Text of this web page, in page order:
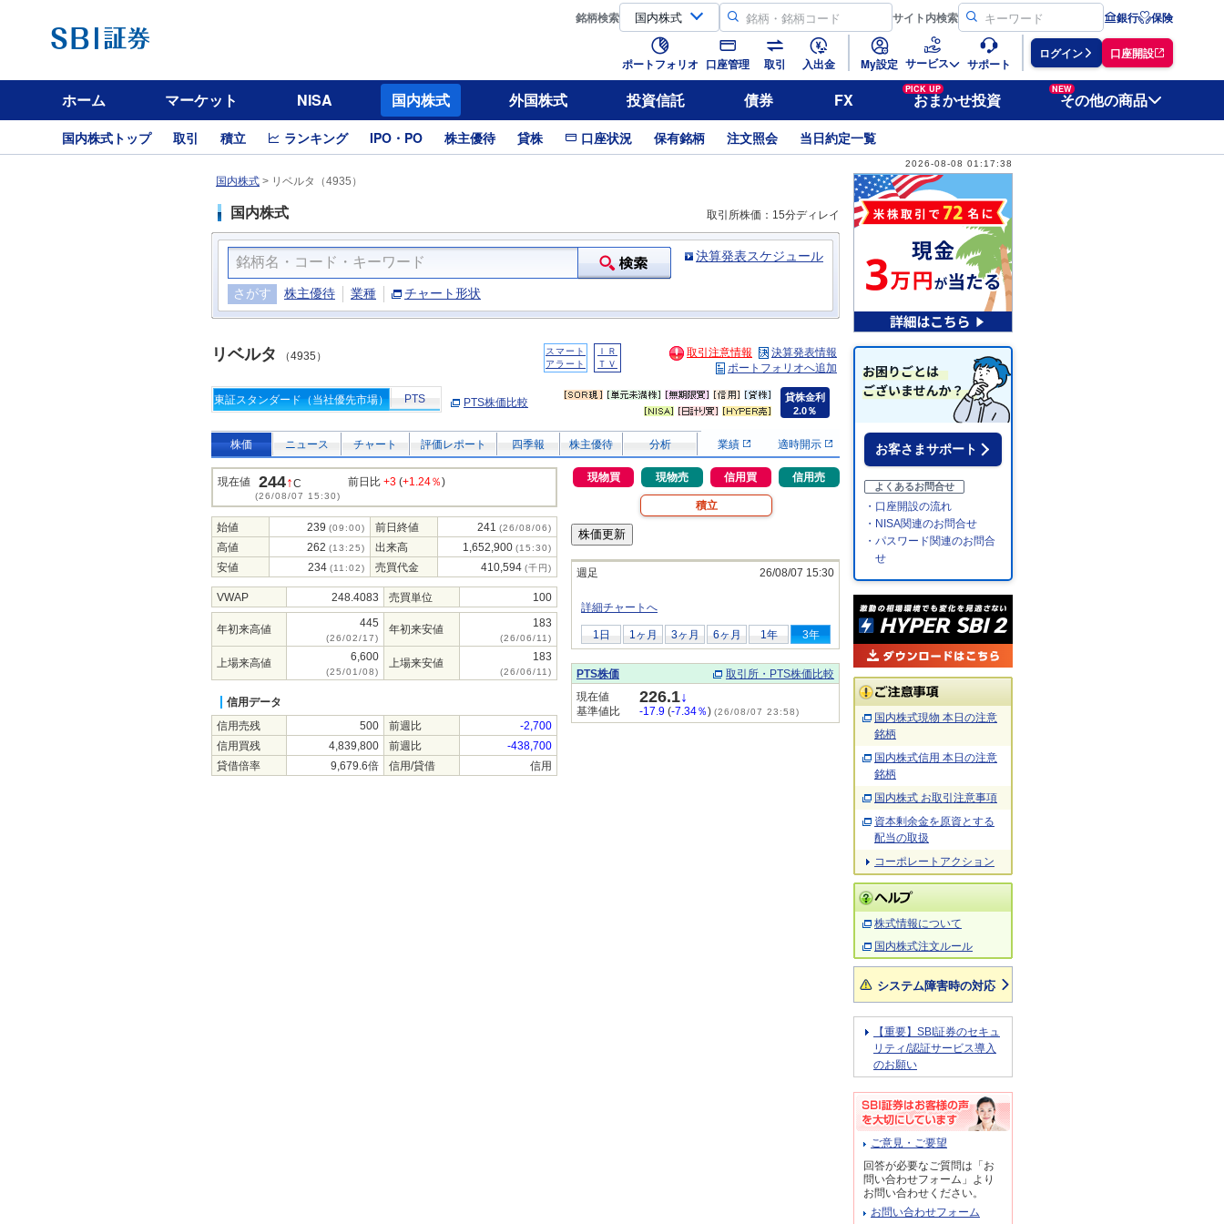
銘柄検索 サイト内検索 銀行 保険
ポートフォリオ 口座管理 取引 入出金 My設定 サービス サポート
ログイン 口座開設
ホーム マーケット NISA 国内株式 外国株式 投資信託 債券 FX
PICK UP
おまかせ投資
NEW
その他の商品
国内株式トップ 取引 積立 ランキング IPO・PO 株主優待 貸株 口座状況 保有銘柄 注文照会 当日約定一覧
2026-08-08 01:17:38
国内株式 > リベルタ（4935）
国内株式 取引所株価：15分ディレイ
決算発表スケジュール
さがす 株主優待 業種 チャート形状
リベルタ （4935）
スマート
アラート
ＩＲ
ＴＶ
取引注意情報
決算発表情報
ポートフォリオへ追加
東証スタンダード（当社優先市場） PTS PTS株価比較
貸株金利
2.0％
株価 ニュース チャート 評価レポート 四季報 株主優待 分析 業績 適時開示
現在値 244↑C
(26/08/07 15:30)
前日比 +3 (+1.24％)
始値 239 (09:00) 前日終値 241 (26/08/06)
高値 262 (13:25) 出来高 1,652,900 (15:30)
安値 234 (11:02) 売買代金 410,594 (千円)
VWAP 248.4083 売買単位 100
年初来高値 445
(26/02/17)
年初来安値 183
(26/06/11)
上場来高値 6,600
(25/01/08)
上場来安値 183
(26/06/11)
信用データ
信用売残
500 前週比
-2,700
信用買残
4,839,800 前週比
-438,700
貸借倍率
9,679.6倍 信用/貸借 信用
現物買 現物売 信用買 信用売
積立
週足 26/08/07 15:30
詳細チャートへ
1日 1ヶ月 3ヶ月 6ヶ月 1年 3年
PTS株価
取引所・PTS株価比較
現在値
226.1↓
基準値比 -17.9 (-7.34％) (26/08/07 23:58)
お客さまサポート
よくあるお問合せ
・口座開設の流れ
・NISA関連のお問合せ
・パスワード関連のお問合
せ
国内株式現物 本日の注意
銘柄
国内株式信用 本日の注意
銘柄
国内株式 お取引注意事項
資本剰余金を原資とする
配当の取扱
コーポレートアクション
株式情報について
国内株式注文ルール
システム障害時の対応
【重要】SBI証券のセキュ
リティ/認証サービス導入
のお願い
ご意見・ご要望
回答が必要なご質問は「お
問い合わせフォーム」より
お問い合わせください。
お問い合わせフォーム